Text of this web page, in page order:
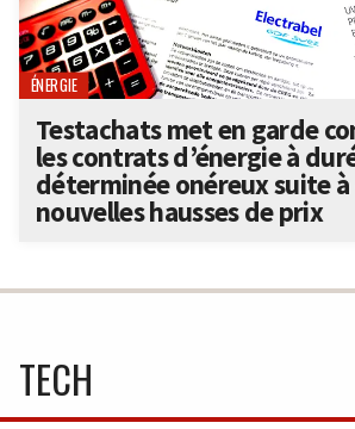
ÉNERGIE
Testachats met en garde
les contrats d’énergie à
déterminée onéreux suite à
nouvelles hausses de prix
TECH